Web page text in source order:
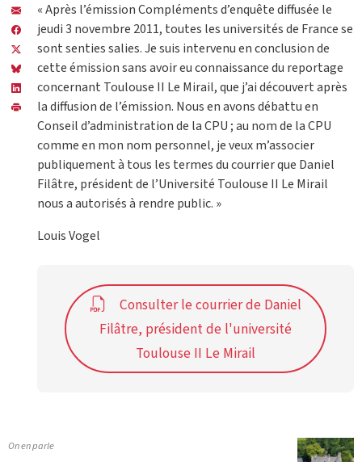
« Après l’émission Compléments d’enquête diffusée le
jeudi 3 novembre 2011, toutes les universités de France se
sont senties salies. Je suis intervenu en conclusion de
cette émission sans avoir eu connaissance du reportage
concernant Toulouse II Le Mirail, que j’ai découvert après
la diffusion de l’émission. Nous en avons débattu en
Conseil d’administration de la CPU ; au nom de la CPU
comme en mon nom personnel, je veux m’associer
publiquement à tous les termes du courrier que Daniel
Filâtre, président de l’Université Toulouse II Le Mirail
nous a autorisés à rendre public. »
Louis Vogel
Consulter le courrier de Daniel
Filâtre, président de l'université
Toulouse II Le Mirail
On en parle